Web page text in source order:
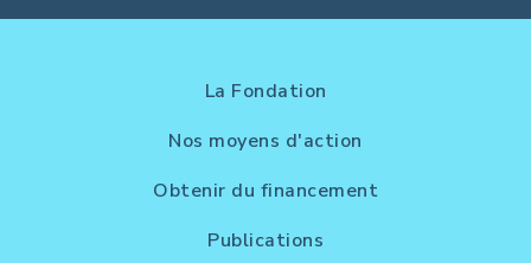
La Fondation
Nos moyens d'action
Obtenir du financement
Publications